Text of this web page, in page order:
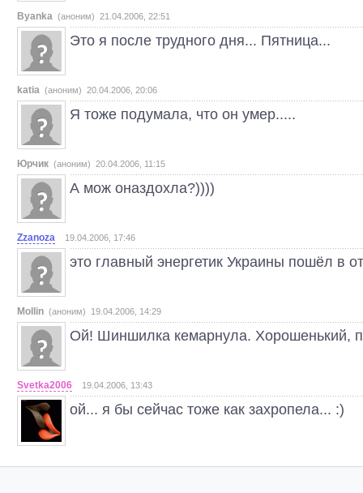
Byanka (аноним) 21.04.2006, 22:51
Это я после трудного дня... Пятница...
katia (аноним) 20.04.2006, 20:06
Я тоже подумала, что он умер.....
Юрчик (аноним) 20.04.2006, 11:15
А мож оназдохла?))))
Zzanoza 19.04.2006, 17:46
это главный энергетик Украины пошёл в
Mollin (аноним) 19.04.2006, 14:29
Ой! Шиншилка кемарнула. Хорошенький,
Svetka2006 19.04.2006, 13:43
ой... я бы сейчас тоже как захропела... :)